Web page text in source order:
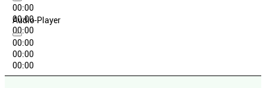
00:00
00:00
00:00
Audio-Player
00:00
00:00
00:00